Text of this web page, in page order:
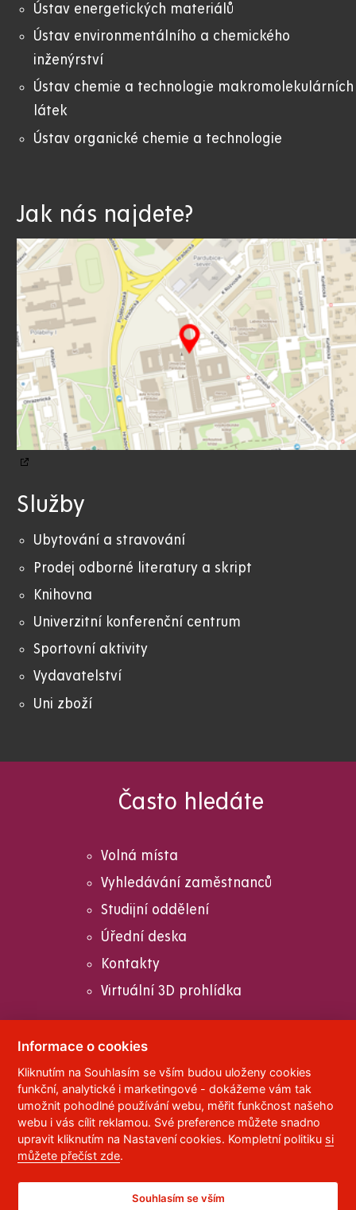
Ústav energetických materiálů
Ústav environmentálního a chemického
inženýrství
Ústav chemie a technologie makromolekulárních
látek
Ústav organické chemie a technologie
Jak nás najdete?
Služby
Ubytování a stravování
Prodej odborné literatury a skript
Knihovna
Univerzitní konferenční centrum
Sportovní aktivity
Vydavatelství
Uni zboží
Často hledáte
Volná místa
Vyhledávání zaměstnanců
Studijní oddělení
Úřední deska
Kontakty
Virtuální 3D prohlídka
© 2023 Univerzita Pardubice,Studentská 95
532 10 Pardubice 2
Telefon: 466 036 111, 466 036 112, 466 036 113
Správce webu ,RSS
Prohlášení o přístupnosti
Informace o cookies
Kliknutím na Souhlasím se vším budou uloženy cookies
funkční, analytické i marketingové - dokážeme vám tak
umožnit pohodlné používání webu, měřit funkčnost našeho
webu i vás cílit reklamou. Své preference můžete snadno
upravit kliknutím na Nastavení cookies. Kompletní politiku si
můžete přečíst zde.
Souhlasím se vším